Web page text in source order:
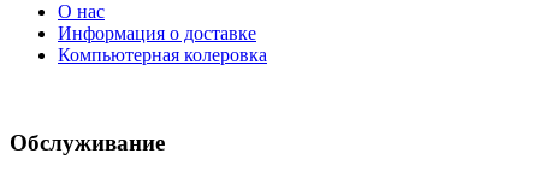
О нас
Информация о доставке
Компьютерная колеровка
Обслуживание